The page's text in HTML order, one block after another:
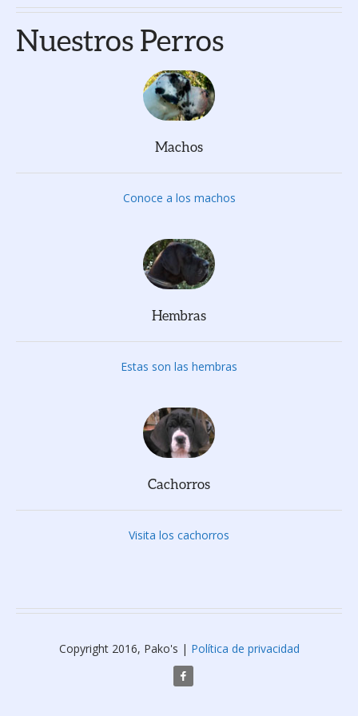
Nuestros Perros
Machos
Conoce a los machos
Hembras
Estas son las hembras
Cachorros
Visita los cachorros
Copyright 2016, Pako's | Política de privacidad